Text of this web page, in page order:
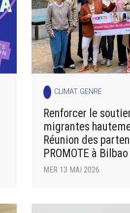
CLIMAT GENRE
Renforcer le
migrantes
Réunion des
PROMOTE à Bilbao
MER 13 MAI 2026